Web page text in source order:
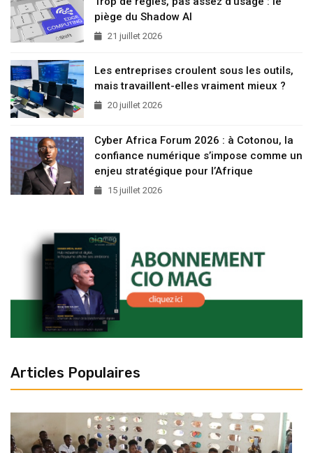
piège du Shadow AI
21 juillet 2026
Les entreprises croulent sous les outils,
mais travaillent-elles vraiment mieux ?
20 juillet 2026
Cyber Africa Forum 2026 : à Cotonou, la
confiance numérique s’impose comme un
enjeu stratégique pour l’Afrique
15 juillet 2026
Articles Populaires